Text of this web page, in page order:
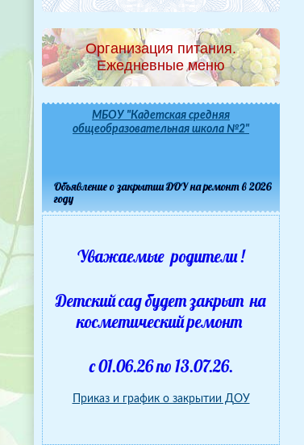
Организация питания.
Ежедневные меню
МБОУ "Кадетская средняя
общеобразовательная школа №2"
Объявление о закрытии ДОУ на ремонт в 2026
году
Уважаемые родители !
Детский сад будет закрыт на
косметический ремонт
с 01.06.26 по 13.07.26.
Приказ и график о закрытии ДОУ